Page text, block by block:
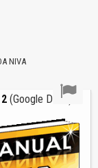
NIVA
(Google Drive)